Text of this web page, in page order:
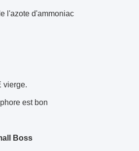
l'azote d'ammoniac
vierge.
est bon
Boss